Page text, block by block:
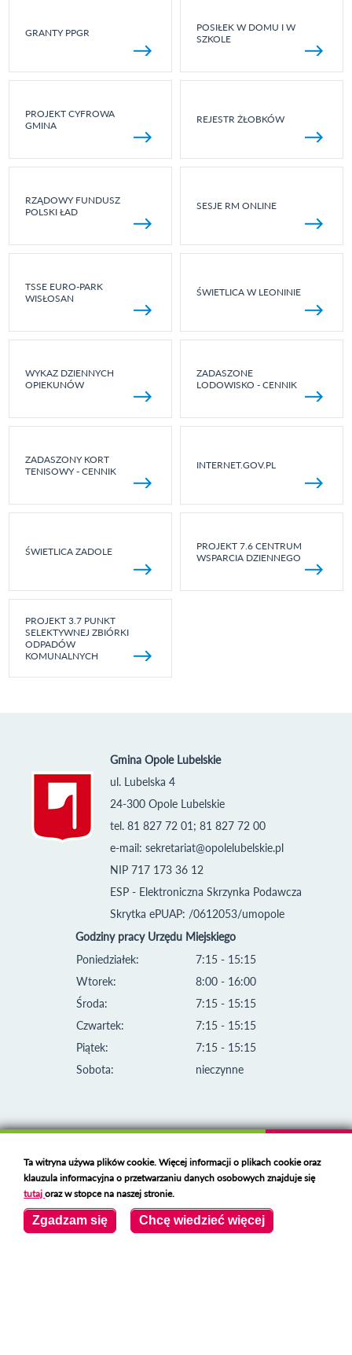
GRANTY PPGR
POSIŁEK W DOMU I W
SZKOLE
PROJEKT CYFROWA
GMINA
REJESTR ŻŁOBKÓW
RZĄDOWY FUNDUSZ
POLSKI ŁAD
SESJE RM ONLINE
TSSE EURO-PARK
WISŁOSAN
ŚWIETLICA W LEONINIE
WYKAZ DZIENNYCH
OPIEKUNÓW
ZADASZONE
LODOWISKO - CENNIK
ZADASZONY KORT
TENISOWY - CENNIK
INTERNET.GOV.PL
ŚWIETLICA ZADOLE
PROJEKT 7.6 CENTRUM
WSPARCIA DZIENNEGO
PROJEKT 3.7 PUNKT
SELEKTYWNEJ ZBIÓRKI
ODPADÓW
KOMUNALNYCH
Gmina Opole Lubelskie
ul. Lubelska 4
24-300 Opole Lubelskie
tel. 81 827 72 01; 81 827 72 00
e-mail: sekretariat@opolelubelskie.pl
NIP 717 173 36 12
ESP - Elektroniczna Skrzynka Podawcza
Skrytka ePUAP: /0612053/umopole
Godziny pracy Urzędu Miejskiego
Poniedziałek:
Wtorek:
Środa:
Czwartek:
Piątek:
Sobota:
7:15 - 15:15
8:00 - 16:00
7:15 - 15:15
7:15 - 15:15
7:15 - 15:15
nieczynne
Ta witryna używa plików cookie. Więcej informacji o plikach cookie oraz
klauzula informacyjna o przetwarzaniu danych osobowych znajduje się
tutajoraz w stopce na naszej stronie.
Zgadzam się Chcę wiedzieć więcej